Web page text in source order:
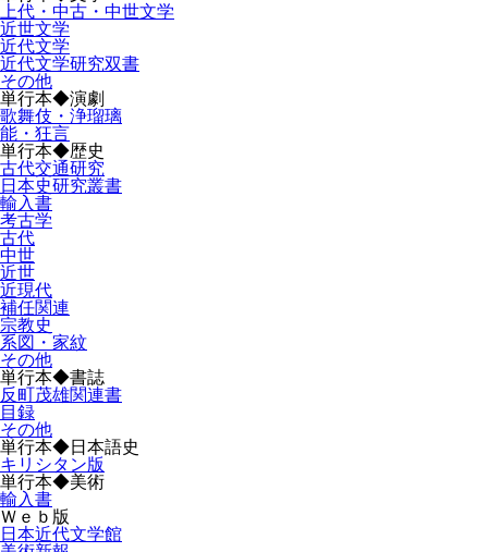
上代・中古・中世文学
近世文学
近代文学
近代文学研究双書
その他
単行本◆演劇
歌舞伎・浄瑠璃
能・狂言
単行本◆歴史
古代交通研究
日本史研究叢書
輸入書
考古学
古代
中世
近世
近現代
補任関連
宗教史
系図・家紋
その他
単行本◆書誌
反町茂雄関連書
目録
その他
単行本◆日本語史
キリシタン版
単行本◆美術
輸入書
Ｗｅｂ版
日本近代文学館